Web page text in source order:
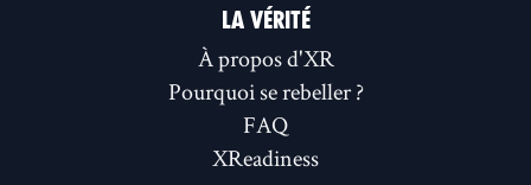
LA VÉRITÉ
À propos d'XR
Pourquoi se rebeller ?
FAQ
XReadiness